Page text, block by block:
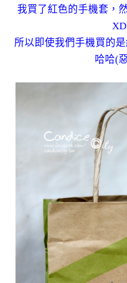
我買了紅色的手機套，
所以即使我們手機買的
哈哈(